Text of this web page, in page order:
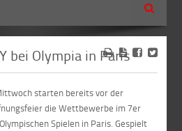
Suche
bei Olympia in Paris
starten bereits vor der
die Wettbewerbe im 7er
Spielen in Paris. Gespielt